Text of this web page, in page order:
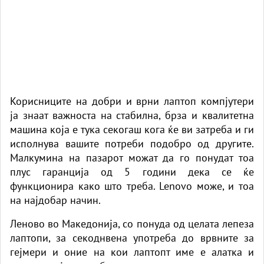
Корисниците на добри и врни лаптоп компјутери
ја знаат важноста на стабилна, брза и квалитетна
машина која е тука секогаш кога ќе ви затреба и ги
исполнува вашите потреби подобро од другите.
Малкумина на пазарот можат да го понудат тоа
плус гаранција од 5 години дека се ќе
функционира како што треба. Lenovo може, и тоа
на најдобар начин.
Леново во Македонија, со понуда од целата лепеза
лаптопи, за секоднвена употреба до врвните за
гејмери и оние на кои лаптопт име е алатка и